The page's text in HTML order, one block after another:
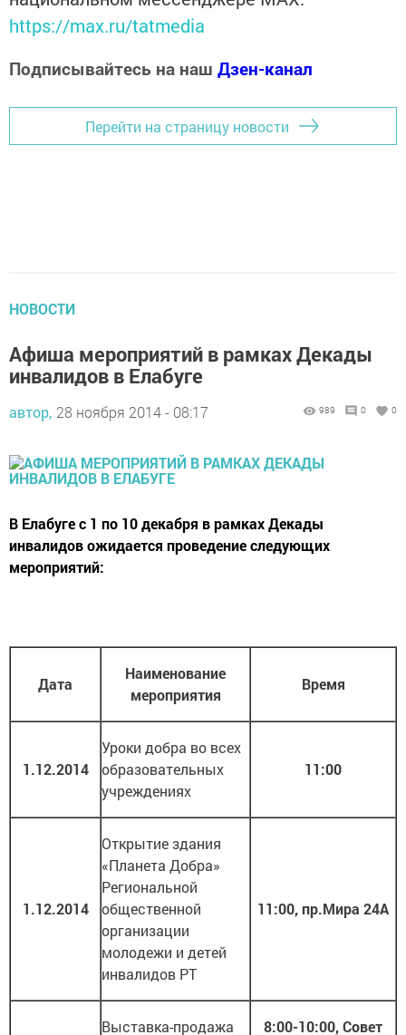
https://max.ru/tatmedia
Подписывайтесь на наш Дзен-канал
Перейти на страницу новости
НОВОСТИ
Афиша мероприятий в рамках Декады
инвалидов в Елабуге
автор, 28 ноября 2014 - 08:17 989 0 0
В Елабуге с 1 по 10 декабря в рамках Декады
инвалидов ожидается проведение следующих
мероприятий:
Дата
Наименование
мероприятия
Время
1.12.2014
Уроки добра во всех
образовательных
учреждениях
11:00
1.12.2014
Открытие здания
«Планета Добра»
Региональной
общественной
организации
молодежи и детей
инвалидов РТ
11:00, пр.Мира 24А
Выставка-продажа 8:00-10:00,Совет